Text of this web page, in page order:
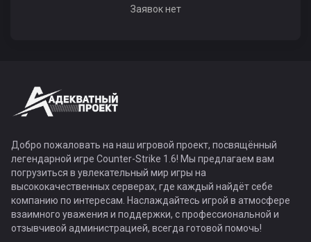
Заявок нет
Добро пожаловать на наш игровой проект, посвящённый
легендарной игре Counter-Strike 1.6! Мы предлагаем вам
погрузиться в увлекательный мир игры на
высококачественных серверах, где каждый найдёт себе
компанию по интересам. Наслаждайтесь игрой в атмосфере
взаимного уважения и поддержки, с профессиональной и
отзывчивой администрацией, всегда готовой помочь!